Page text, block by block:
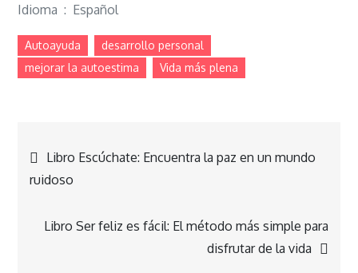
Idioma ‏ : ‎ Español
Autoayuda
desarrollo personal
mejorar la autoestima
Vida más plena
Navegación
de
entradas
Libro Escúchate: Encuentra la paz en un mundo
ruidoso
Libro Ser feliz es fácil: El método más simple para
disfrutar de la vida